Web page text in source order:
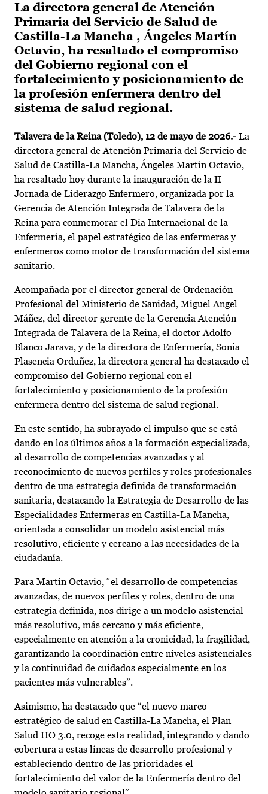
La directora general de Atención
Primaria del Servicio de Salud de
Castilla-La Mancha , Ángeles Martín
Octavio, ha resaltado el compromiso
del Gobierno regional con el
fortalecimiento y posicionamiento de
la profesión enfermera dentro del
sistema de salud regional.
Talavera de la Reina (Toledo), 12 de mayo de 2026.- La
directora general de Atención Primaria del Servicio de
Salud de Castilla-La Mancha, Ángeles Martín Octavio,
ha resaltado hoy durante la inauguración de la II
Jornada de Liderazgo Enfermero, organizada por la
Gerencia de Atención Integrada de Talavera de la
Reina para conmemorar el Día Internacional de la
Enfermería, el papel estratégico de las enfermeras y
enfermeros como motor de transformación del sistema
sanitario.
Acompañada por el director general de Ordenación
Profesional del Ministerio de Sanidad, Miguel Angel
Máñez, del director gerente de la Gerencia Atención
Integrada de Talavera de la Reina, el doctor Adolfo
Blanco Jarava, y de la directora de Enfermería, Sonia
Plasencia Orduñez, la directora general ha destacado el
compromiso del Gobierno regional con el
fortalecimiento y posicionamiento de la profesión
enfermera dentro del sistema de salud regional.
En este sentido, ha subrayado el impulso que se está
dando en los últimos años a la formación especializada,
al desarrollo de competencias avanzadas y al
reconocimiento de nuevos perfiles y roles profesionales
dentro de una estrategia definida de transformación
sanitaria, destacando la Estrategia de Desarrollo de las
Especialidades Enfermeras en Castilla-La Mancha,
orientada a consolidar un modelo asistencial más
resolutivo, eficiente y cercano a las necesidades de la
ciudadanía.
Para Martín Octavio, “el desarrollo de competencias
avanzadas, de nuevos perfiles y roles, dentro de una
estrategia definida, nos dirige a un modelo asistencial
más resolutivo, más cercano y más eficiente,
especialmente en atención a la cronicidad, la fragilidad,
garantizando la coordinación entre niveles asistenciales
y la continuidad de cuidados especialmente en los
pacientes más vulnerables”.
Asimismo, ha destacado que “el nuevo marco
estratégico de salud en Castilla-La Mancha, el Plan
Salud HO 3.0, recoge esta realidad, integrando y dando
cobertura a estas líneas de desarrollo profesional y
estableciendo dentro de las prioridades el
fortalecimiento del valor de la Enfermería dentro del